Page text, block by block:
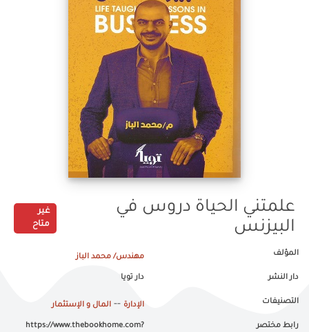
علمتني الحياة دروس في
البيزنس
غير
متاح
المؤلف مهندس/ محمد الباز
دار النشر دار تويا
التصنيفات الإدارة -- المال و الإستثمار
رابط مختصر https://www.thebookhome.com?